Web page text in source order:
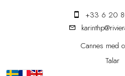
+33 6 20
Cannes med
Talar